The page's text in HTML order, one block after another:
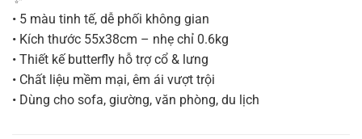
• 5 màu tinh tế, dễ phối không gian
• Kích thước 55x38cm – nhẹ chỉ 0.6kg
• Thiết kế butterfly hỗ trợ cổ & lưng
• Chất liệu mềm mại, êm ái vượt trội
• Dùng cho sofa, giường, văn phòng, du lịch